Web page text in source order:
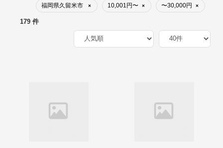
福岡県久留米市 × 10,001円〜 × 〜30,000円 ×
179 件